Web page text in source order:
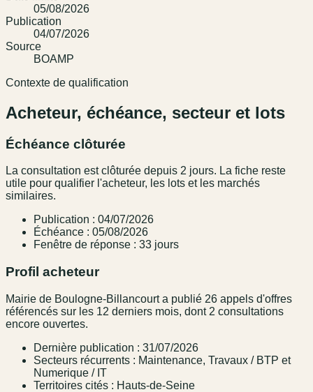
05/08/2026
Publication
04/07/2026
Source
BOAMP
Contexte de qualification
Acheteur, échéance, secteur et lots
Échéance clôturée
La consultation est clôturée depuis 2 jours. La fiche reste
utile pour qualifier l'acheteur, les lots et les marchés
similaires.
Publication : 04/07/2026
Échéance : 05/08/2026
Fenêtre de réponse : 33 jours
Profil acheteur
Mairie de Boulogne-Billancourt a publié 26 appels d'offres
référencés sur les 12 derniers mois, dont 2 consultations
encore ouvertes.
Dernière publication : 31/07/2026
Secteurs récurrents : Maintenance, Travaux / BTP et
Numerique / IT
Territoires cités : Hauts-de-Seine